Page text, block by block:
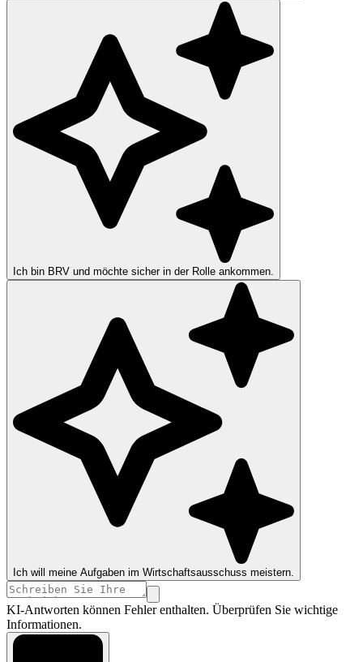
Ich bin BRV und möchte sicher in der Rolle ankommen.
Ich will meine Aufgaben im Wirtschaftsausschuss meistern.
KI-Antworten können Fehler enthalten. Überprüfen Sie wichtige
Informationen.